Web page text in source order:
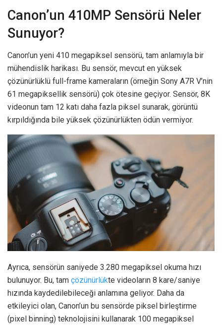
Canon’un 410MP Sensörü Neler
Sunuyor?
Canon’un yeni 410 megapiksel sensörü, tam anlamıyla bir
mühendislik harikası. Bu sensör, mevcut en yüksek
çözünürlüklü full-frame kameraların (örneğin Sony A7R V’nin
61 megapiksellik sensörü) çok ötesine geçiyor. Sensör, 8K
videonun tam 12 katı daha fazla piksel sunarak, görüntü
kırpıldığında bile yüksek çözünürlükten ödün vermiyor.
Ayrıca, sensörün saniyede 3.280 megapiksel okuma hızı
bulunuyor. Bu, tam çözünürlükte videoların 8 kare/saniye
hızında kaydedilebileceği anlamına geliyor. Daha da
etkileyici olan, Canon’un bu sensörde piksel birleştirme
(pixel binning) teknolojisini kullanarak 100 megapiksel